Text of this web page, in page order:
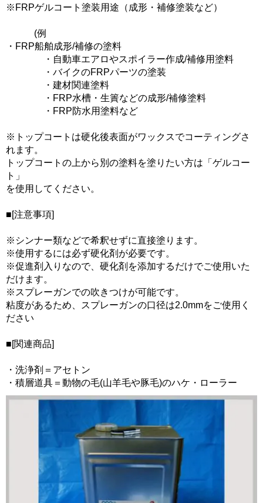
※FRPゲルコート塗装用途（成形・補修塗装など）
(例
・FRP船舶成形/補修の塗料
・自動車エアロやスポイラー作成/補修用塗料
・バイクのFRPパーツの塗装
・建材関連塗料
・FRP水槽・生簀などの成形/補修塗料
・FRP防水用塗料など
※トップコートは硬化後表面がワックスでコーティングさ
れます。
トップコートの上から別の塗料を塗りたい方は「ゲルコー
ト」
を使用してください。
■[注意事項]
※シンナー類などで希釈せずに直接塗ります。
※使用するには必ず硬化剤が必要です。
※促進剤入りなので、硬化剤を添加するだけでご使用いた
だけます。
※スプレーガンでの吹きつけが可能です。
粘度があるため、スプレーガンの口径は2.0mmをご使用く
ださい
■[関連商品]
・洗浄剤＝アセトン
・積層道具＝動物の毛(山羊毛や豚毛)のハケ・ローラー